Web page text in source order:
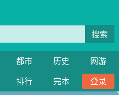
搜索
都市 历史
网游
排行 完本 登录